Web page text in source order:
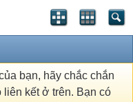
bạn, hãy chắc chắn
liên kết ở trên. Bạn có